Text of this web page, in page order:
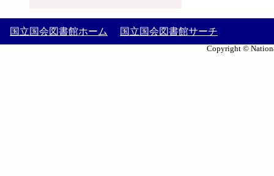
国立国会図書館ホーム 国立国会図書館サーチ
Copyright ©